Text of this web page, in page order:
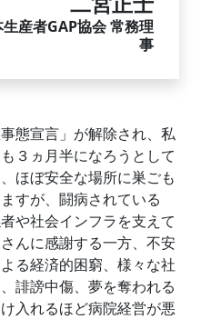
産者GAP協会 常務理
事
態宣言」が解除され、私
３ヵ月半になろうとして
ほぼ安全な場所に巣ごも
すが、闘病されている
や社会インフラを支えて
んに感謝する一方、不安
る経済的困窮、様々な社
誹謗中傷、夢を奪われる
入れるほど病院経営が悪